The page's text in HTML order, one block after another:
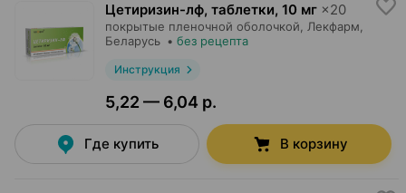
Цетиризин-лф, таблетки, 10 мг ×20
покрытые пленочной оболочкой, Лекфарм
Беларусь • без рецепта
Инструкция
5,22 — 6,04 р.
Где купить В корзину